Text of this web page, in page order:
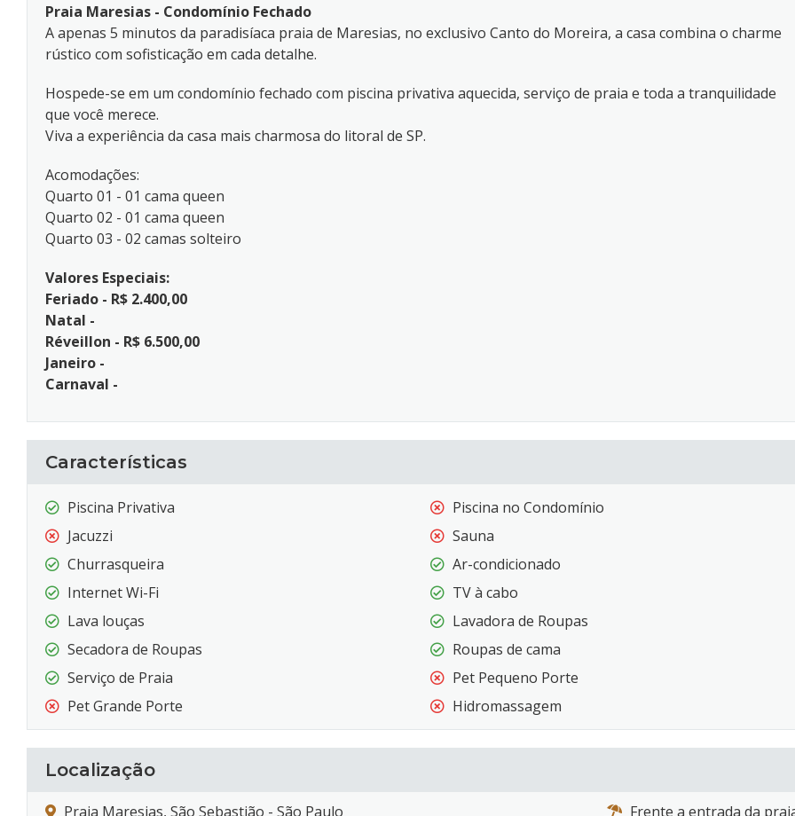
Praia Maresias - Condomínio Fechado
A apenas 5 minutos da paradisíaca praia de Maresias, no exclusivo Canto do Moreira, a casa combina o charme
rústico com sofisticação em cada detalhe.
Hospede-se em um condomínio fechado com piscina privativa aquecida, serviço de praia e toda a tranquilidade
que você merece.
Viva a experiência da casa mais charmosa do litoral de SP.
Acomodações:
Quarto 01 - 01 cama queen
Quarto 02 - 01 cama queen
Quarto 03 - 02 camas solteiro
Valores Especiais:
Feriado - R$ 2.400,00
Natal -
Réveillon - R$ 6.500,00
Janeiro -
Carnaval -
Características
Piscina Privativa
Piscina no Condomínio
Jacuzzi
Sauna
Churrasqueira
Ar-condicionado
Internet Wi-Fi
TV à cabo
Lava louças
Lavadora de Roupas
Secadora de Roupas
Roupas de cama
Serviço de Praia
Pet Pequeno Porte
Pet Grande Porte
Hidromassagem
Localização
Praia Maresias, São Sebastião - São Paulo Frente a entrada da